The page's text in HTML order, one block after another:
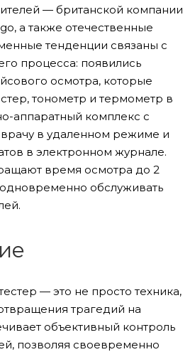
— британской компании
а также отечественные
тенденции связаны с
процесса: появились
осмотра, которые
тонометр и термометр в
аппаратный комплекс с
в удаленном режиме и
в электронном журнале.
время осмотра до 2
обслуживать
— это не просто техника,
трагедий на
объективный контроль
позволяя своевременно